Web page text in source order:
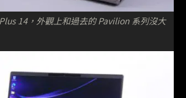
14，外觀上和過去的 Pavilion 系列沒大